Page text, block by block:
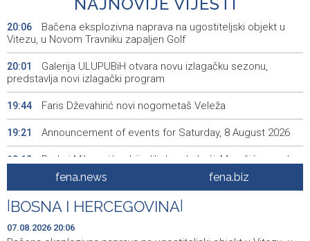
NAJNOVIJE VIJESTI
20:06
Bačena eksplozivna naprava na ugostiteljski objekt u
Vitezu, u Novom Travniku zapaljen Golf
20:01
Galerija ULUPUBiH otvara novu izlagačku sezonu,
predstavlja novi izlagački program
19:44 Faris Dževahirić novi nogometaš Veleža
19:21 Announcement of events for Saturday, 8 August 2026
19:10
Rudari Milanovića ubijedili da ode kući, Memčić se već
ponovo vratio u jamu 'Raspotočje'
19:03
Sarajevo Film Festival presents Kinoscope and
Kinoscope Surreal programs
19:00
fena.news fena.biz
BOSNA I HERCEGOVINA
07.08.2026 20:06